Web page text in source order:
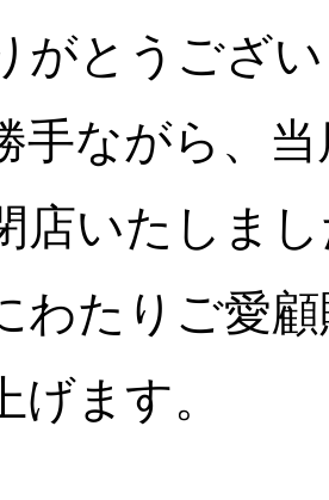
がとうござ
手ながら、
店いたしま
わたりご愛
げます。